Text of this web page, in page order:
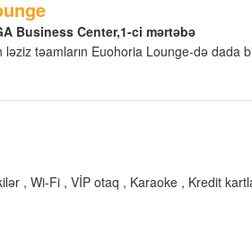
Business Center,1-ci mərtəbə
ləziz təamların Euohoria Lounge-də dada
Wi-Fi VİP otaq Karaoke Kredit